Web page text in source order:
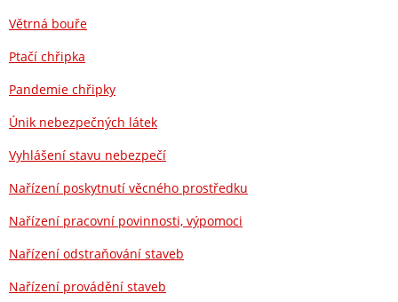
Větrná bouře
Ptačí chřipka
Pandemie chřipky
Únik nebezpečných látek
Vyhlášení stavu nebezpečí
Nařízení poskytnutí věcného prostředku
Nařízení pracovní povinnosti, výpomoci
Nařízení odstraňování staveb
Nařízení provádění staveb